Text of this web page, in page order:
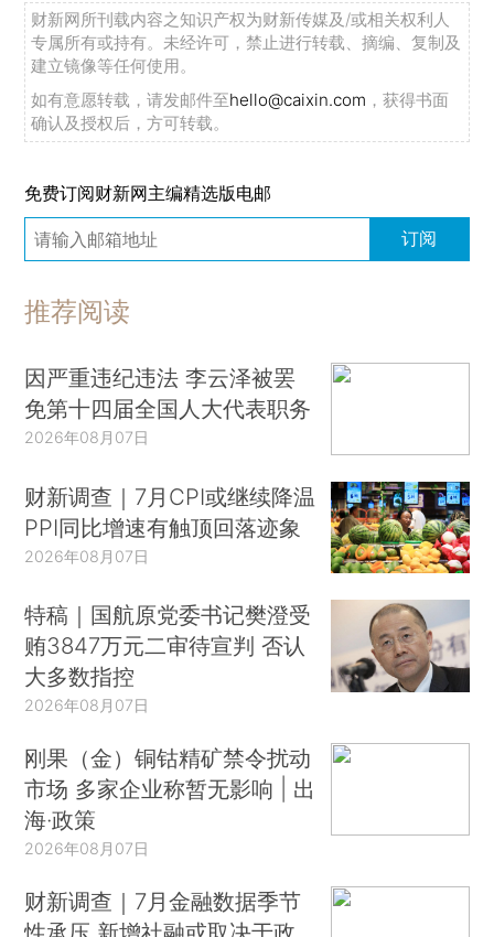
财新网所刊载内容之知识产权为财新传媒及/或相关权利人
专属所有或持有。未经许可，禁止进行转载、摘编、复制及
建立镜像等任何使用。
如有意愿转载，请发邮件至hello@caixin.com ，获得书面
确认及授权后，方可转载。
免费订阅财新网主编精选版电邮
订阅
推荐阅读
因严重违纪违法 李云泽被罢
免第十四届全国人大代表职务
2026年08月07日
财新调查｜7月CPI或继续降温
PPI同比增速有触顶回落迹象
2026年08月07日
特稿｜国航原党委书记樊澄受
贿3847万元二审待宣判 否认
大多数指控
2026年08月07日
刚果（金）铜钴精矿禁令扰动
市场 多家企业称暂无影响 | 出
海·政策
2026年08月07日
财新调查｜7月金融数据季节